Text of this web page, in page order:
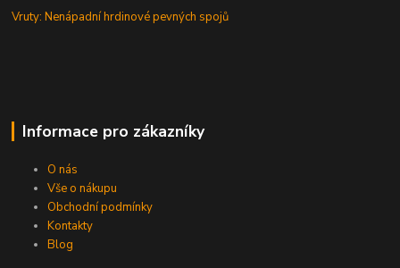
Vruty: Nenápadní hrdinové pevných spojů
Informace pro zákazníky
O nás
Vše o nákupu
Obchodní podmínky
Kontakty
Blog